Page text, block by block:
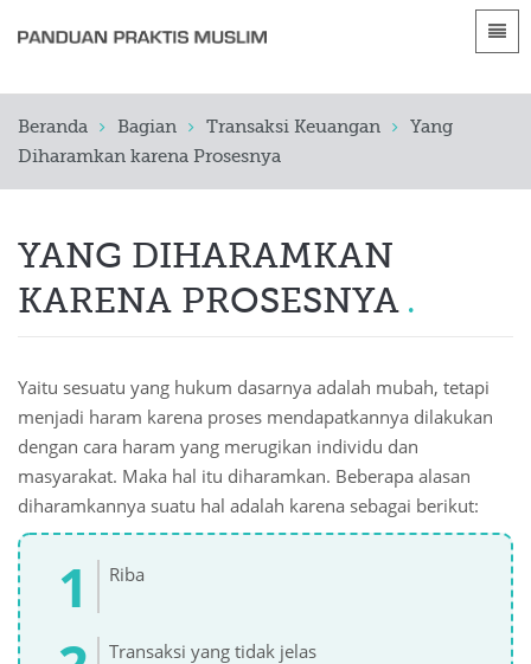
Pengantar
الأقسام
Shqip
English
Français
Hausa
Bahasa Indonesia
Қазақ
Beranda Bagian Transaksi Keuangan
Yang
Diharamkan karena Prosesnya
YANG DIHARAMKAN
KARENA PROSESNYA
Yaitu sesuatu yang hukum dasarnya adalah mubah, tetapi
menjadi haram karena proses mendapatkannya dilakukan
dengan cara haram yang merugikan individu dan
masyarakat. Maka hal itu diharamkan. Beberapa alasan
diharamkannya suatu hal adalah karena sebagai berikut:
Riba
Transaksi yang tidak jelas